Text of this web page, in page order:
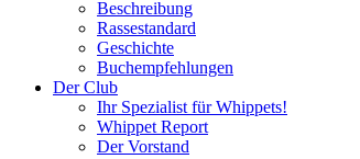
Beschreibung
Rassestandard
Geschichte
Buchempfehlungen
Der Club
Ihr Spezialist für Whippets!
Whippet Report
Der Vorstand